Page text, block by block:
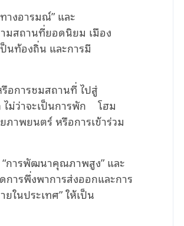
งอารมณ์” และ
ามสถานที่ยอดนิยม เมือง
นท้องถิ่น และการมี
รือการชมสถานที่ ไปสู่
ไม่ว่าจะเป็นการพัก โฮม
ภาพยนตร์ หรือการเข้าร่วม
การพัฒนาคุณภาพสูง” และ
ารพึ่งพาการส่งออกและการ
ในประเทศ” ให้เป็น